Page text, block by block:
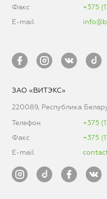
Факс
+375
E-mail
ЗАО «ВИТЭКС»
220089, Республика
Телефон
+375
Факс
+375
E-mail